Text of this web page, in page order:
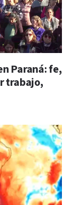
Paraná: fe,
trabajo,